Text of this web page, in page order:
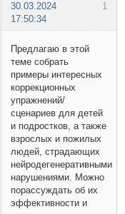
1
30.03.2024
17:50:34
Предлагаю в этой
теме собрать
примеры интересных
коррекционных
упражнений/
сценариев для детей
и подростков, а также
взрослых и пожилых
людей, страдающих
нейродегенеративными
нарушениями. Можно
порассуждать об их
эффективности и